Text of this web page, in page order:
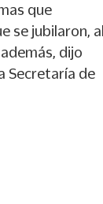
que
se jubilaron, al
dijo
Secretaría de